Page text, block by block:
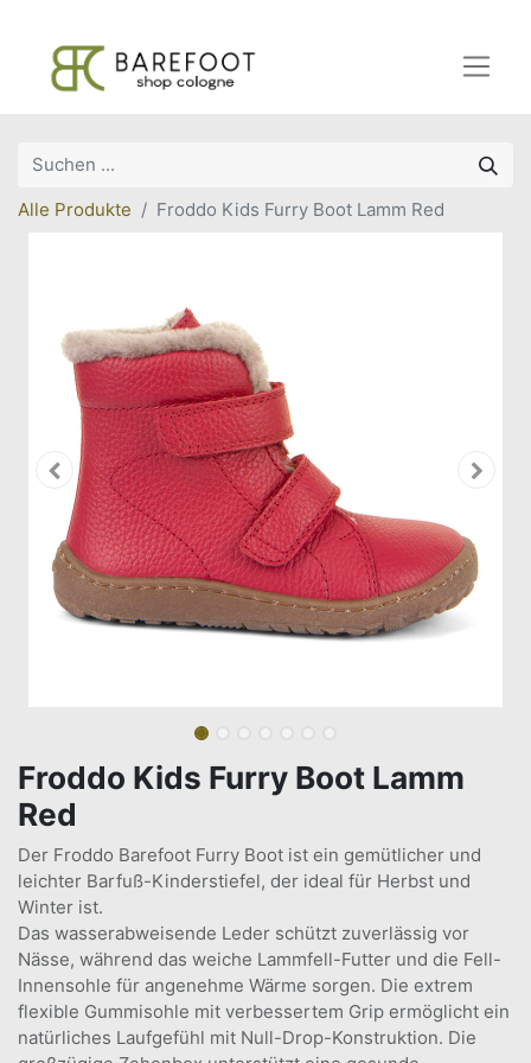
Alle Produkte Froddo Kids Furry Boot Lamm Red
Froddo Kids Furry Boot Lamm
Red
Der Froddo Barefoot Furry Boot ist ein gemütlicher und
leichter Barfuß-Kinderstiefel, der ideal für Herbst und
Winter ist.
Das wasserabweisende Leder schützt zuverlässig vor
Nässe, während das weiche Lammfell-Futter und die Fell-
Innensohle für angenehme Wärme sorgen. Die extrem
flexible Gummisohle mit verbessertem Grip ermöglicht ein
natürliches Laufgefühl mit Null-Drop-Konstruktion. Die